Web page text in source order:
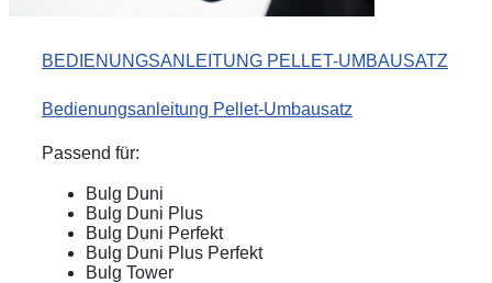
BEDIENUNGSANLEITUNG PELLET-UMBAUSATZ
Bedienungsanleitung Pellet-Umbausatz
Passend für:
Bulg Duni
Bulg Duni Plus
Bulg Duni Perfekt
Bulg Duni Plus Perfekt
Bulg Tower